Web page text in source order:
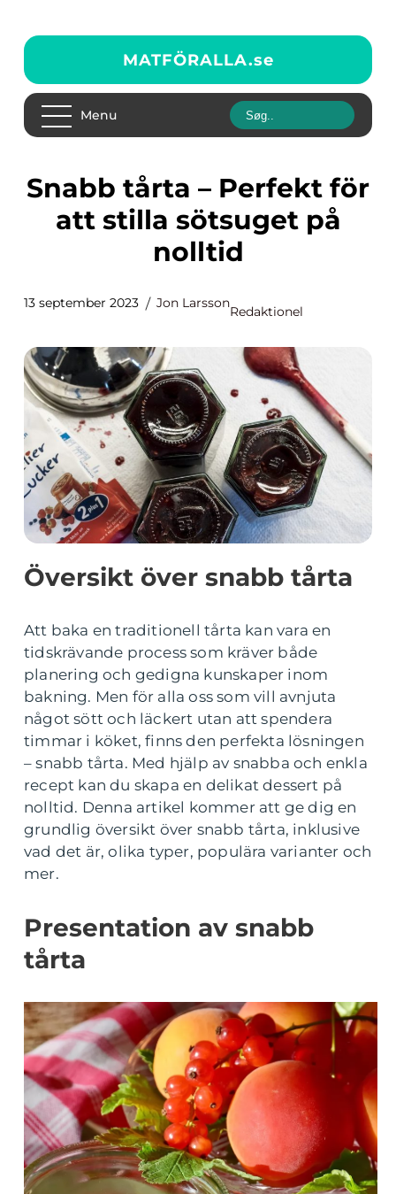
MATFÖRALLA.se
Menu
Snabb tårta – Perfekt för
att stilla sötsuget på
nolltid
13 september 2023 Jon Larsson
Redaktionel
Översikt över snabb tårta
Att baka en traditionell tårta kan vara en
tidskrävande process som kräver både
planering och gedigna kunskaper inom
bakning. Men för alla oss som vill avnjuta
något sött och läckert utan att spendera
timmar i köket, finns den perfekta lösningen
– snabb tårta. Med hjälp av snabba och enkla
recept kan du skapa en delikat dessert på
nolltid. Denna artikel kommer att ge dig en
grundlig översikt över snabb tårta, inklusive
vad det är, olika typer, populära varianter och
mer.
Presentation av snabb
tårta